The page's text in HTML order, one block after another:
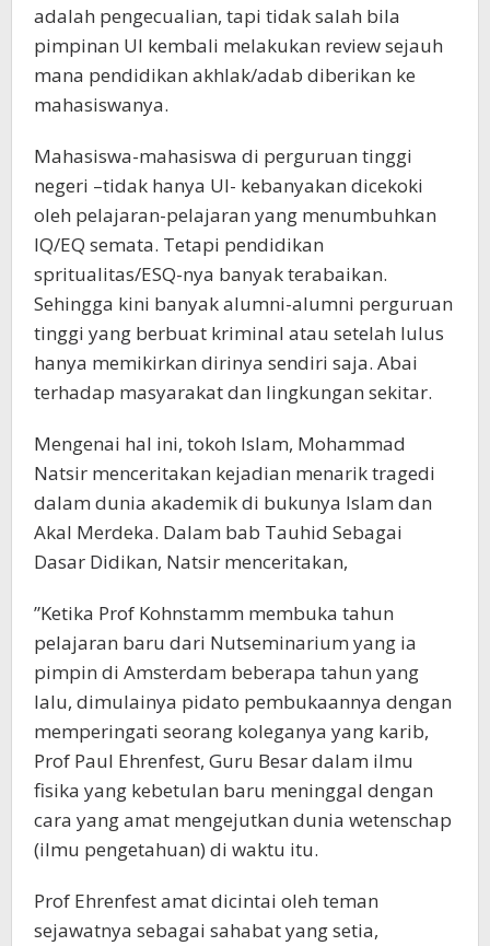
adalah pengecualian, tapi tidak salah bila
pimpinan UI kembali melakukan review sejauh
mana pendidikan akhlak/adab diberikan ke
mahasiswanya.
Mahasiswa-mahasiswa di perguruan tinggi
negeri –tidak hanya UI- kebanyakan dicekoki
oleh pelajaran-pelajaran yang menumbuhkan
IQ/EQ semata. Tetapi pendidikan
spritualitas/ESQ-nya banyak terabaikan.
Sehingga kini banyak alumni-alumni perguruan
tinggi yang berbuat kriminal atau setelah lulus
hanya memikirkan dirinya sendiri saja. Abai
terhadap masyarakat dan lingkungan sekitar.
Mengenai hal ini, tokoh Islam, Mohammad
Natsir menceritakan kejadian menarik tragedi
dalam dunia akademik di bukunya Islam dan
Akal Merdeka. Dalam bab Tauhid Sebagai
Dasar Didikan, Natsir menceritakan,
”Ketika Prof Kohnstamm membuka tahun
pelajaran baru dari Nutseminarium yang ia
pimpin di Amsterdam beberapa tahun yang
lalu, dimulainya pidato pembukaannya dengan
memperingati seorang koleganya yang karib,
Prof Paul Ehrenfest, Guru Besar dalam ilmu
fisika yang kebetulan baru meninggal dengan
cara yang amat mengejutkan dunia wetenschap
(ilmu pengetahuan) di waktu itu.
Prof Ehrenfest amat dicintai oleh teman
sejawatnya sebagai sahabat yang setia,